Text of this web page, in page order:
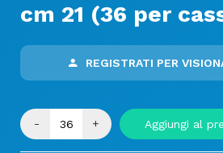
cm 21 (36 per
REGISTRATI PER
- + Aggiungi al